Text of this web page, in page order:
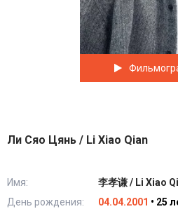
Ли Сяо Цянь / Li Xiao Qian
Имя:
李孝谦 / Li Xiao
День рождения:
04.04.2001 • 25